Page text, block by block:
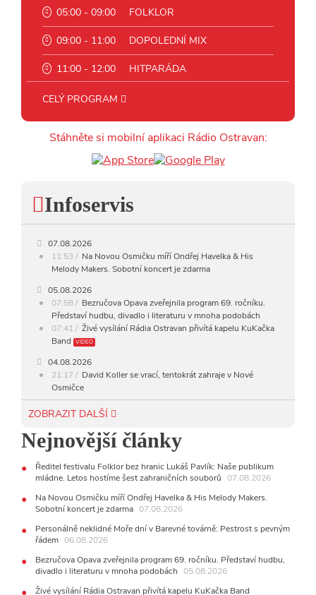
05:00 - 09:00 FOLKLOR
09:00 - 11:00 DOPOLEDNÍ MIX
11:00 - 12:00 HITPARÁDA
12:00 - 16:00
16:00 - 18:00 JAZZ
18:00 - 23:00 VEČERNÍ MIX
CELÝ PROGRAM
Stáhněte si mobilní aplikaci Rádio Ostravan:
Infoservis
07.08.2026
11:53
Na Novou Osmičku míří Ondřej Havelka & His
Melody Makers. Sobotní koncert je zdarma
05.08.2026
07:58
Bezručova Opava zveřejnila program 69. ročníku.
Představí hudbu, divadlo i literaturu v mnoha podobách
07:41
Živé vysílání Rádia Ostravan přivítá kapelu KuKačka
Band
VIDEO
04.08.2026
21:17
David Koller se vrací, tentokrát zahraje v Nové
Osmičce
03.08.2026
Svatováclavského hudebního festivalu zbývá měsíc
29.07.2026
11:00
Do Ostravy se vrací britští Modestep, vystoupí v
listopadu v klubu Barrák VIDEO
10:33
Úsměvné historky ze života ostravské kapely Verše:
Od zapomenutých baterek až po kuriózní krádež kláves
28.07.2026
jen několik desítek posledních vstupenek
27.07.2026
ZOBRAZIT DALŠÍ
Nejnovější články
Ředitel festivalu Folklor bez hranic Lukáš Pavlík: Naše publikum
mládne. Letos hostíme šest zahraničních souborů 07.08.2026
Na Novou Osmičku míří Ondřej Havelka & His Melody Makers.
Sobotní koncert je zdarma 07.08.2026
Personálně neklidné Moře dní v Barevné továrně: Pestrost s pevným
řádem 06.08.2026
Bezručova Opava zveřejnila program 69. ročníku. Představí hudbu,
divadlo i literaturu v mnoha podobách 05.08.2026
Živé vysílání Rádia Ostravan přivítá kapelu KuKačka Band